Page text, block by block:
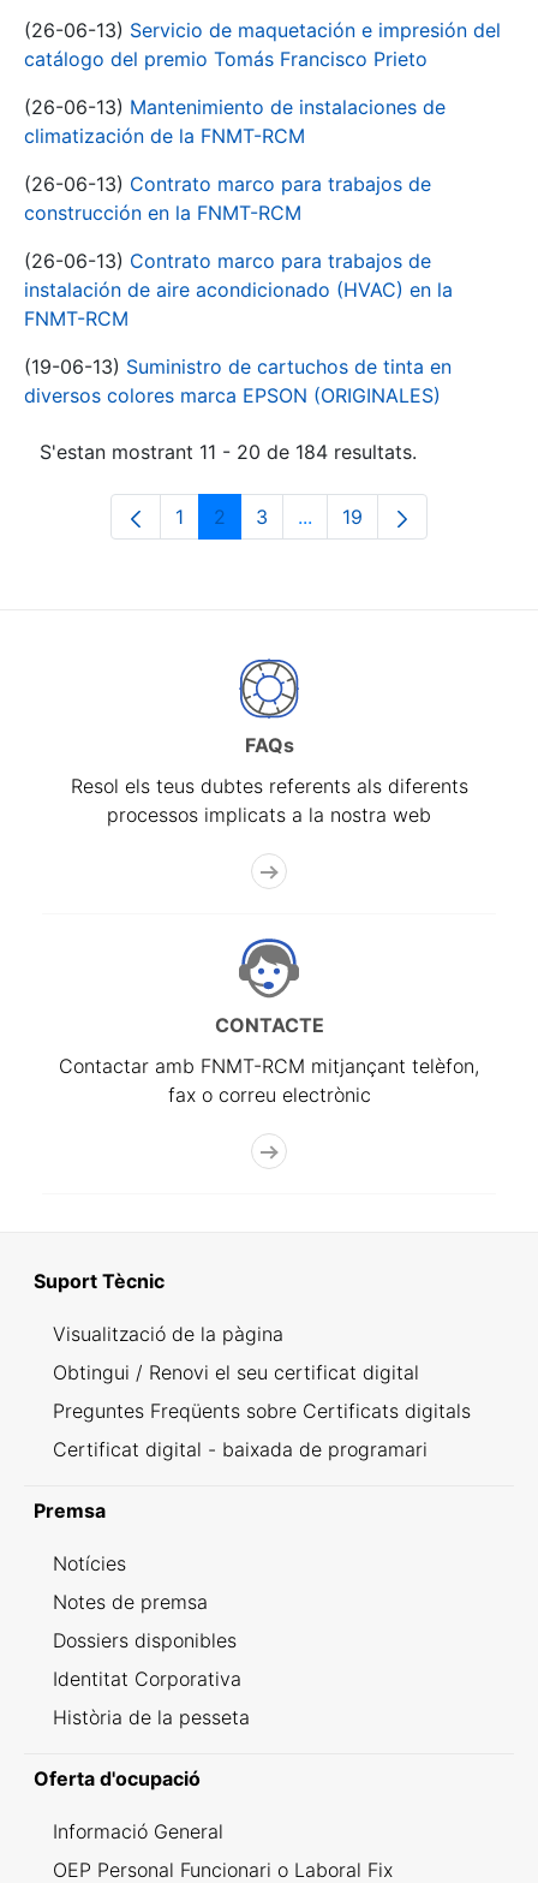
(26-06-13) Servicio de maquetación e impresión del
catálogo del premio Tomás Francisco Prieto
(26-06-13) Mantenimiento de instalaciones de
climatización de la FNMT-RCM
(26-06-13) Contrato marco para trabajos de
construcción en la FNMT-RCM
(26-06-13) Contrato marco para trabajos de
instalación de aire acondicionado (HVAC) en la
FNMT-RCM
(19-06-13) Suministro de cartuchos de tinta en
diversos colores marca EPSON (ORIGINALES)
S'estan mostrant 11 - 20 de 184 resultats.
Pàgina
1 Pàgina
2 Pàgina
3 ...Pàgines intermèdies
Pàgina
19
FAQs
Resol els teus dubtes referents als diferents
processos implicats a la nostra web
CONTACTE
Contactar amb FNMT-RCM mitjançant telèfon,
fax o correu electrònic
Suport Tècnic
Visualització de la pàgina
Obtingui / Renovi el seu certificat digital
Preguntes Freqüents sobre Certificats digitals
Certificat digital - baixada de programari
Premsa
Notícies
Notes de premsa
Dossiers disponibles
Identitat Corporativa
Història de la pesseta
Oferta d'ocupació
Informació General
OEP Personal Funcionari o Laboral Fix